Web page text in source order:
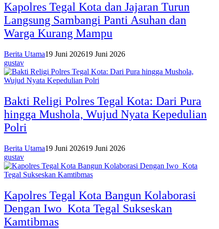
Kapolres Tegal Kota dan Jajaran Turun
Langsung Sambangi Panti Asuhan dan
Warga Kurang Mampu
Berita Utama19 Juni 202619 Juni 2026
gustav
Bakti Religi Polres Tegal Kota: Dari Pura
hingga Mushola, Wujud Nyata Kepedulian
Polri
Berita Utama19 Juni 202619 Juni 2026
gustav
Kapolres Tegal Kota Bangun Kolaborasi
Dengan Iwo Kota Tegal Sukseskan
Kamtibmas